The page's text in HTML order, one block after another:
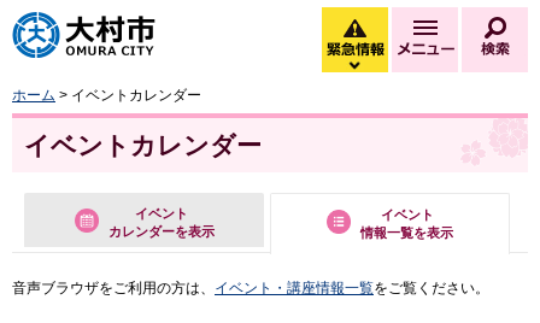
大村市
緊急情報
緊急情報を開く
メニュー
ホーム > イベントカレンダー
イベントカレンダー
イベント
カレンダーを表示
イベント
情報一覧を表示
音声ブラウザをご利用の方は、 イベント・講座情報一覧をご覧ください。